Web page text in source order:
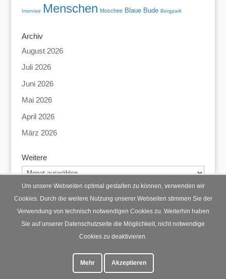
Interview Menschen Moschee Blaue Bude Bergpark
Archiv
August 2026
Juli 2026
Juni 2026
Mai 2026
April 2026
März 2026
Weitere
Weitere
Startseite Datenschutz Impressum
© Lohberg Mittendrin 2023
Um unsere Webseiten optimal gestalten zu können, verwenden wir
Cookies. Durch die weitere Nutzung unserer Webseiten stimmen Sie der
Verwendung von technisch notwendigen Cookies zu. Weiterhin haben
Sie auf unserer Datenschutzseite die Möglichkeit, nicht notwendige
Cookies zu deaktivieren.
Mehr Akzeptieren